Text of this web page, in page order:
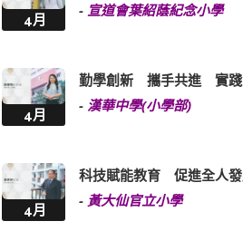
4月
- 宣道會葉紹蔭紀念小學
4月
勤學創新 攜手共進 實踐
- 漢華中學(小學部)
4月
科技賦能教育 促進全人
- 黃大仙官立小學